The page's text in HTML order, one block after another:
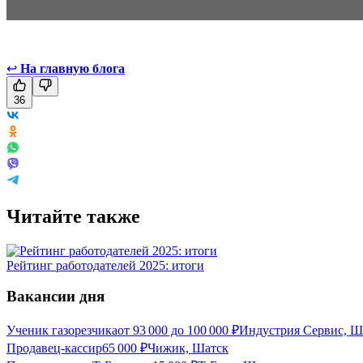
↩ На главную блога
36
Читайте также
Рейтинг работодателей 2025: итоги
Вакансии дня
Ученик газорезчикаот 93 000 до 100 000 ₽Индустрия Сервис,
Продавец-кассир65 000 ₽Чижик, Шатск